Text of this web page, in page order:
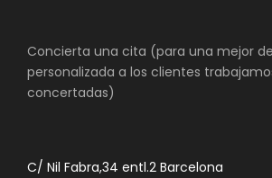
Concierta una cita (para una mejor
personalizada a los clientes
concertadas)
C/ Nil Fabra,34 entl.2 Barcelona